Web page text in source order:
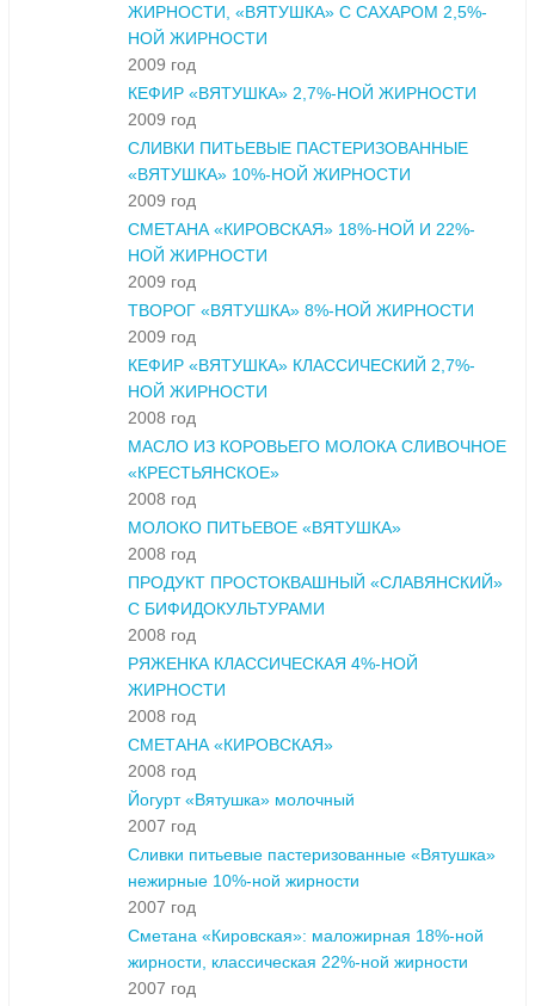
ЖИРНОСТИ, «ВЯТУШКА» С САХАРОМ 2,5%-
НОЙ ЖИРНОСТИ
2009 год
КЕФИР «ВЯТУШКА» 2,7%-НОЙ ЖИРНОСТИ
2009 год
СЛИВКИ ПИТЬЕВЫЕ ПАСТЕРИЗОВАННЫЕ
«ВЯТУШКА» 10%-НОЙ ЖИРНОСТИ
2009 год
СМЕТАНА «КИРОВСКАЯ» 18%-НОЙ И 22%-
НОЙ ЖИРНОСТИ
2009 год
ТВОРОГ «ВЯТУШКА» 8%-НОЙ ЖИРНОСТИ
2009 год
КЕФИР «ВЯТУШКА» КЛАССИЧЕСКИЙ 2,7%-
НОЙ ЖИРНОСТИ
2008 год
МАСЛО ИЗ КОРОВЬЕГО МОЛОКА СЛИВОЧНОЕ
«КРЕСТЬЯНСКОЕ»
2008 год
МОЛОКО ПИТЬЕВОЕ «ВЯТУШКА»
2008 год
ПРОДУКТ ПРОСТОКВАШНЫЙ «СЛАВЯНСКИЙ»
С БИФИДОКУЛЬТУРАМИ
2008 год
РЯЖЕНКА КЛАССИЧЕСКАЯ 4%-НОЙ
ЖИРНОСТИ
2008 год
СМЕТАНА «КИРОВСКАЯ»
2008 год
Йогурт «Вятушка» молочный
2007 год
Сливки питьевые пастеризованные «Вятушка»
нежирные 10%-ной жирности
2007 год
Сметана «Кировская»: маложирная 18%-ной
жирности, классическая 22%-ной жирности
2007 год